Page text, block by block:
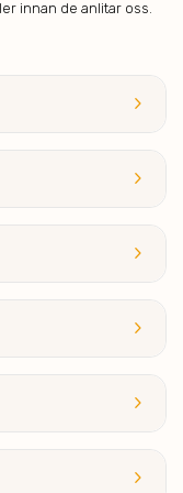
innan de anlitar oss.
keyboard_arrow_right
keyboard_arrow_right
keyboard_arrow_right
keyboard_arrow_right
keyboard_arrow_right
keyboard_arrow_right